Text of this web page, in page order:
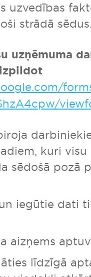
uzvedības
strādā
uzņēmuma
kuri
sēdošā pozā
iegūtie dati
aizņems
līdzīgā